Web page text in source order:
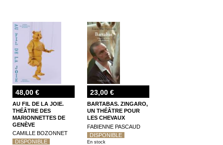
48,00 €
AU FIL DE LA JOIE.
THÉÂTRE DES
MARIONNETTES DE
GENÈVE
CAMILLE BOZONNET
DISPONIBLE
23,00 €
BARTABAS. ZINGARO,
UN THÉÂTRE POUR
LES CHEVAUX
FABIENNE PASCAUD
DISPONIBLE
En stock